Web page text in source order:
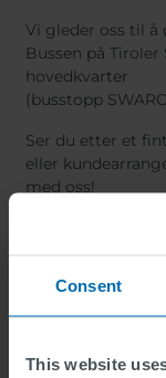
Consent
This website
Vi gleder oss til å
Bussen på
hovedkvarter
(busstopp
Ser du etter et
eller
med oss!
Ser deg